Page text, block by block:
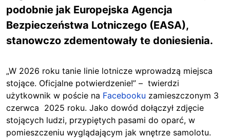
podobnie jak Europejska Agencja
Bezpieczeństwa Lotniczego (EASA),
stanowczo zdementowały te doniesienia.
„W 2026 roku tanie linie lotnicze wprowadzą miejsca
stojące. Oficjalne potwierdzenie!” – twierdzi
użytkownik w poście na Facebooku zamieszczonym 3
czerwca 2025 roku. Jako dowód dołączył zdjęcie
stojących ludzi, przypiętych pasami do oparć, w
pomieszczeniu wyglądającym jak wnętrze samolotu.